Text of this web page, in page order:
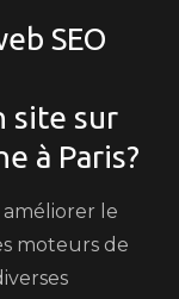
SEO
site sur
à Paris?
améliorer le
moteurs de